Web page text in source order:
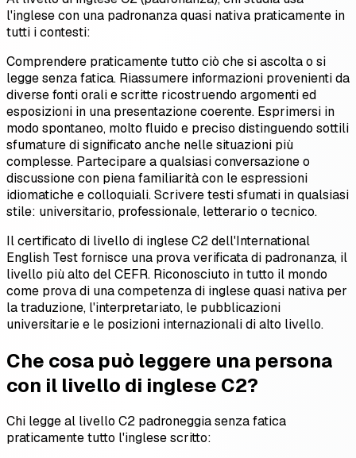
l'inglese con una padronanza quasi nativa praticamente in
tutti i contesti:
Comprendere praticamente tutto ciò che si ascolta o si
legge senza fatica. Riassumere informazioni provenienti da
diverse fonti orali e scritte ricostruendo argomenti ed
esposizioni in una presentazione coerente. Esprimersi in
modo spontaneo, molto fluido e preciso distinguendo sottili
sfumature di significato anche nelle situazioni più
complesse. Partecipare a qualsiasi conversazione o
discussione con piena familiarità con le espressioni
idiomatiche e colloquiali. Scrivere testi sfumati in qualsiasi
stile: universitario, professionale, letterario o tecnico.
Il certificato di livello di inglese C2 dell'International
English Test fornisce una prova verificata di padronanza, il
livello più alto del CEFR. Riconosciuto in tutto il mondo
come prova di una competenza di inglese quasi nativa per
la traduzione, l'interpretariato, le pubblicazioni
universitarie e le posizioni internazionali di alto livello.
Che cosa può leggere una persona
con il livello di inglese C2?
Chi legge al livello C2 padroneggia senza fatica
praticamente tutto l'inglese scritto: